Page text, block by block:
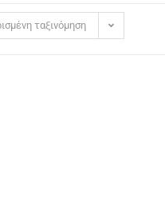
ταξινόμηση